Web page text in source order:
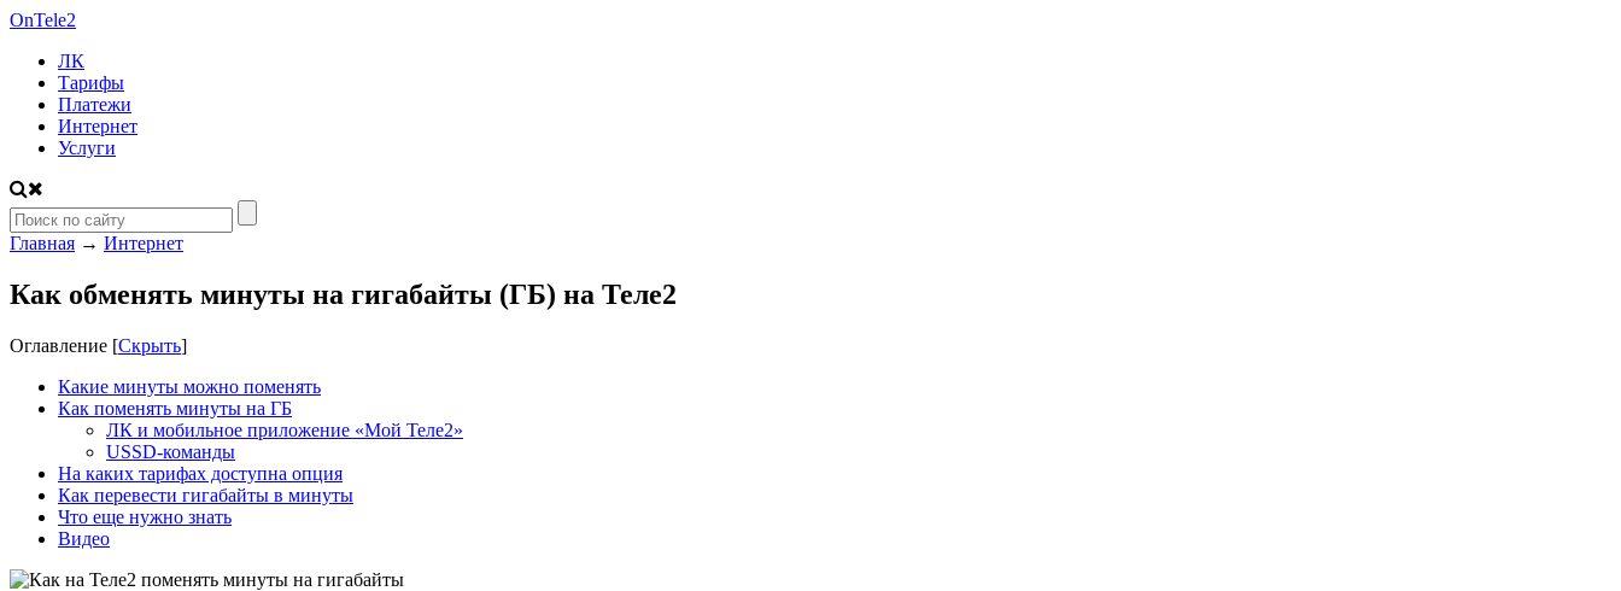
OnTele2
ЛК
Тарифы
Платежи
Интернет
Услуги
Главная → Интернет
Как обменять минуты на гигабайты (ГБ) на Теле2
Оглавление [Скрыть]
Какие минуты можно поменять
Как поменять минуты на ГБ
ЛК и мобильное приложение «Мой Теле2»
USSD-команды
На каких тарифах доступна опция
Как перевести гигабайты в минуты
Что еще нужно знать
Видео